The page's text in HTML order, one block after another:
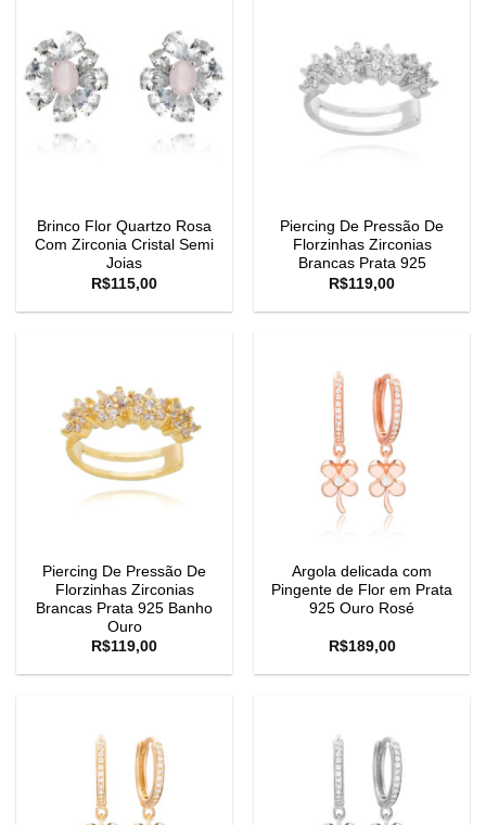
Brinco Flor Quartzo Rosa
Com Zirconia Cristal Semi
Joias
R$115,00
Piercing De Pressão De
Florzinhas Zirconias
Brancas Prata 925
R$119,00
Piercing De Pressão De
Florzinhas Zirconias
Brancas Prata 925 Banho
Ouro
R$119,00
Argola delicada com
Pingente de Flor em Prata
925 Ouro Rosé
R$189,00